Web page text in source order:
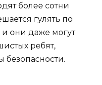
более сотни
гулять по
и они даже могут
ребят,